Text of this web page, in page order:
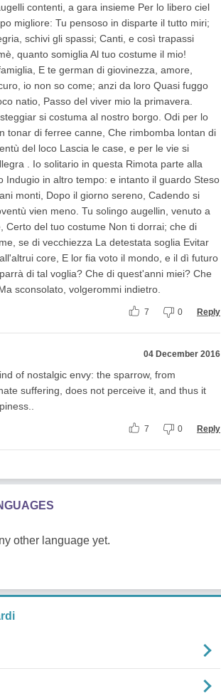
contenti, a gara insieme Per lo libero ciel
migliore: Tu pensoso in disparte il tutto miri;
schivi gli spassi; Canti, e così trapassi
quanto somiglia Al tuo costume il mio!
E te german di giovinezza, amore,
io non so come; anzi da loro Quasi fuggo
natio, Passo del viver mio la primavera.
si costuma al nostro borgo. Odi per lo
tonar di ferree canne, Che rimbomba lontan di
del loco Lascia le case, e per le vie si
. Io solitario in questa Rimota parte alla
Indugio in altro tempo: e intanto il guardo Steso
monti, Dopo il giorno sereno, Cadendo si
vien meno. Tu solingo augellin, venuto a
Certo del tuo costume Non ti dorrai; che di
se di vecchiezza La detestata soglia Evitar
core, E lor fia voto il mondo, e il dì futuro
di tal voglia? Che di quest'anni miei? Che
sconsolato, volgerommi indietro.
7 0 Reply
04 December 2016
of nostalgic envy: the sparrow, from
suffering, does not perceive it, and thus it
7 0 Reply
other language yet.